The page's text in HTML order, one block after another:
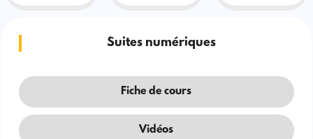
Suites numériques
Fiche de cours
Vidéos